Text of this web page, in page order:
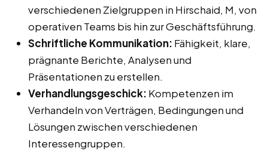
verschiedenen Zielgruppen in Hirschaid, M, von
operativen Teams bis hin zur Geschäftsführung.
Schriftliche Kommunikation: Fähigkeit, klare,
prägnante Berichte, Analysen und
Präsentationen zu erstellen.
Verhandlungsgeschick: Kompetenzen im
Verhandeln von Verträgen, Bedingungen und
Lösungen zwischen verschiedenen
Interessengruppen.